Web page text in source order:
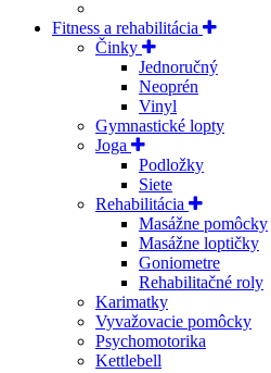
Fitness a rehabilitácia
Činky
Jednoručný
Neoprén
Vinyl
Gymnastické lopty
Joga
Podložky
Siete
Rehabilitácia
Masážne pomôcky
Masážne loptičky
Goniometre
Rehabilitačné roly
Karimatky
Vyvažovacie pomôcky
Psychomotorika
Kettlebell